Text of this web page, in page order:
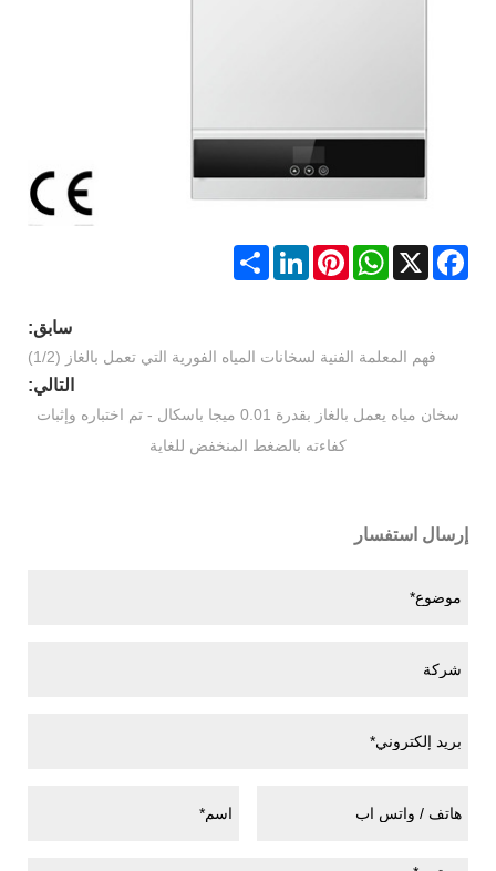
Facebook
X
WhatsApp
Pinterest
LinkedIn
Share
سابق:
فهم المعلمة الفنية لسخانات المياه الفورية التي تعمل بالغاز (1/2)
التالي:
سخان مياه يعمل بالغاز بقدرة 0.01 ميجا باسكال - تم اختباره وإثبات
كفاءته بالضغط المنخفض للغاية
إرسال استفسار